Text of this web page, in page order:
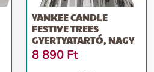
YANKEE CANDLE
FESTIVE TREES
GYERTYATARTÓ, NAGY
8 890 Ft